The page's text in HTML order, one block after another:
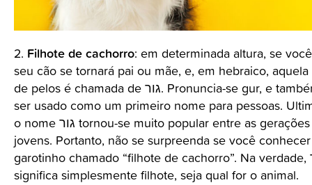
2. Filhote de cachorro: em determinada altura, se
seu cão se tornará pai ou mãe, e, em hebraico,
de pelos é chamada de גור. Pronuncia-se gur, e também pode
ser usado como um primeiro nome para pessoas.
o nome גור tornou-se muito popular entre as gerações mais
jovens. Portanto, não se surpreenda se você
garotinho chamado “filhote de cachorro”. Na verdade, גור
significa simplesmente filhote, seja qual for o animal.